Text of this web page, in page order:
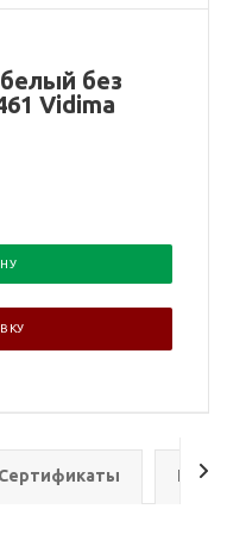
без
Vidima
Сертификаты